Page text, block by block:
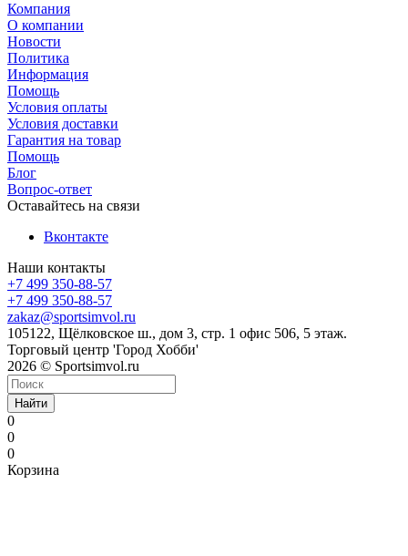
Компания
О компании
Новости
Политика
Информация
Помощь
Условия оплаты
Условия доставки
Гарантия на товар
Помощь
Блог
Вопрос-ответ
Оставайтесь на связи
Вконтакте
Наши контакты
+7 499 350-88-57
+7 499 350-88-57
zakaz@sportsimvol.ru
105122, Щёлковское ш., дом 3, стр. 1 офис 506, 5 этаж.
Торговый центр 'Город Хобби'
2026 © Sportsimvol.ru
Найти
0
0
0
Корзина